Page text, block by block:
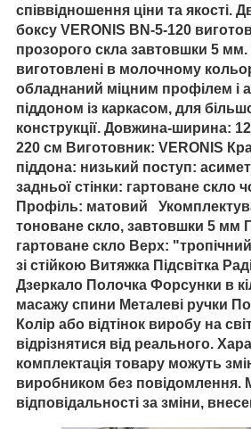
співвідношення ціни та якості.
боксу VERONIS BN-5-120
прозорого скла завтовшки 5 мм.
виготовлені в молочному
обладнаний міцним профілем і
піддоном із каркасом, для
конструкції. Довжина-ширина:
220 см Виготовник: VERONIS
піддона: низький поступ:
задньої стінки: гартоване скло
Профіль: матовий
тоноване скло, завтовшки 5 мм
гартоване скло Верх:
зі стійкою Витяжка Підсвітка
Дзеркало Полочка Форсунки в
масажу спини Металеві ручки
Колір або відтінок виробу на
відрізнятися від реального.
комплектація товару можуть
виробником без повідомлення.
відповідальності за зміни,